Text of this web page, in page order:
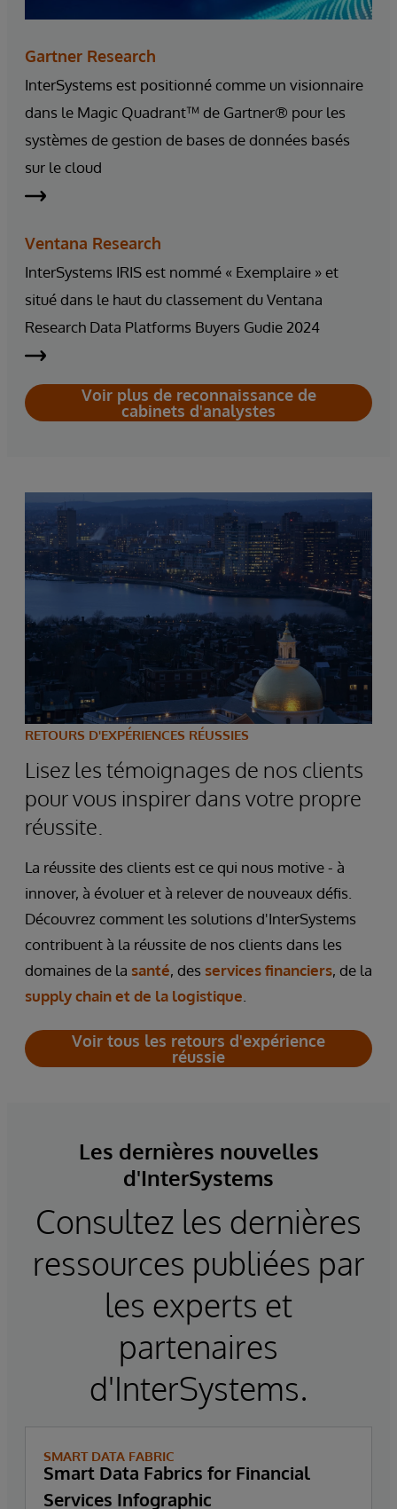
Gartner Research
InterSystems est positionné comme un visionnaire
dans le Magic Quadrant™ de Gartner® pour les
systèmes de gestion de bases de données basés
sur le cloud
Ventana Research
InterSystems IRIS est nommé « Exemplaire » et
situé dans le haut du classement du Ventana
Research Data Platforms Buyers Gudie 2024
Voir plus de reconnaissance de
cabinets d'analystes
RETOURS D'EXPÉRIENCES RÉUSSIES
Lisez les témoignages de nos clients
pour vous inspirer dans votre propre
réussite.
La réussite des clients est ce qui nous motive - à
innover, à évoluer et à relever de nouveaux défis.
Découvrez comment les solutions d'InterSystems
contribuent à la réussite de nos clients dans les
domaines de la santé, des services financiers, de la
supply chain et de la logistique.
Voir tous les retours d'expérience
réussie
Les dernières nouvelles
d'InterSystems
Consultez les dernières
ressources publiées par
les experts et
partenaires
d'InterSystems.
SMART DATA FABRIC
Smart Data Fabrics for Financial
Services Infographic